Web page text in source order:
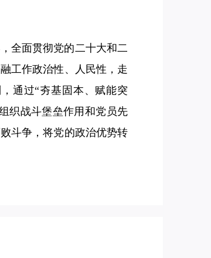
全面贯彻党的二十大和二
工作政治性、人民性，走
通过“夯基固本、赋能突
织战斗堡垒作用和党员先
斗争，将党的政治优势转